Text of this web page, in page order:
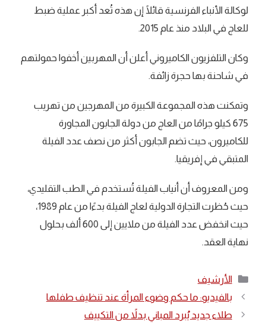
لوكالة الأنباء الفرنسية قائلًا إن هذه تُعد أكبر عملية ضبط
للعاج في البلاد منذ عام 2015.
وكان التلفزيون الكاميروني أعلن أن المهربين أخفوا حمولتهم
في شاحنة بها حجرة زائفة.
وتمكنت هذه المجموعة الكبيرة من المهرجين من تهريب
675 كيلو جرامًا من العاج من دولة الجابون المجاورة
للكاميرون، حيث تضم الجابون أكثر من نصف عدد الفيلة
المتبقي في إفريقيا.
ومن المعروف أن أنياب الفيلة تُستخدم في الطب التقليدي،
حيث حُظرت التجارة الدولية لعاج الفيلة بدءًا من عام 1989،
حيث انخفض عدد الفيلة من ملايين إلى 600 ألف بحلول
نهاية العقد.
التصنيفات
الأرشيف
بالفيديو: ما حكم وضوء المرأة عند تنظيف طفلها
طلاء جديد يُبرد المباني بدلاً من التكييف